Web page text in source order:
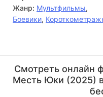
Жанр: Мультфильмы,
Боевики,
(Bill, озвучка)
Смотреть онлайн
Месть Юки (2025)